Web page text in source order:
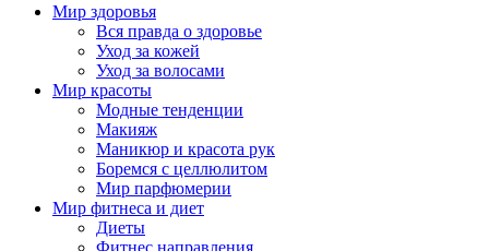
Мир здоровья
Вся правда о здоровье
Уход за кожей
Уход за волосами
Мир красоты
Модные тенденции
Макияж
Маникюр и красота рук
Боремся с целлюлитом
Мир парфюмерии
Мир фитнеса и диет
Диеты
Фитнес направления